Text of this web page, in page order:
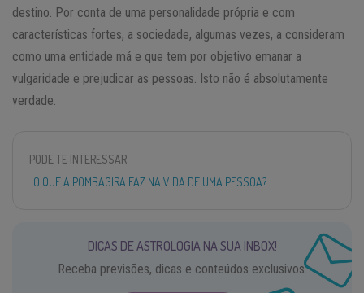
destino. Por conta de uma personalidade própria e com
características fortes, a sociedade, algumas vezes, a consideram
como uma entidade má e que tem por objetivo emanar a
vulgaridade e prejudicar as pessoas. Isto não é absolutamente
verdade.
PODE TE INTERESSAR
O QUE A POMBAGIRA FAZ NA VIDA DE UMA PESSOA?
DICAS DE ASTROLOGIA NA SUA INBOX!
Receba previsões, dicas e conteúdos exclusivos.